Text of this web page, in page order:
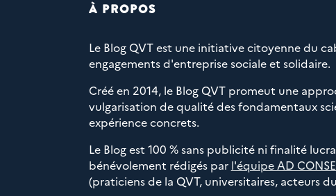
À PROPOS
Le Blog QVT est une initiative citoyenne du
engagements d'entreprise sociale et solidaire.
Créé en 2014, le Blog QVT promeut une
vulgarisation de qualité des fondamentaux
expérience concrets.
Le Blog est 100 % sans publicité ni finalité
bénévolement rédigés par l'équipe AD
(praticiens de la QVT, universitaires, acteurs